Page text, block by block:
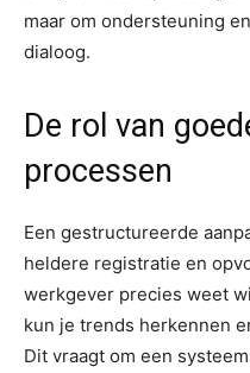
maar om ondersteuning
dialoog.
De rol van
processen
Een gestructureerde
heldere registratie en
werkgever precies weet
kun je trends herkennen
Dit vraagt om een